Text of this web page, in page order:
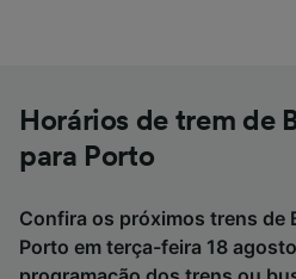
Horários de trem de
para Porto
Confira os próximos trens de
Porto em terça-feira 18